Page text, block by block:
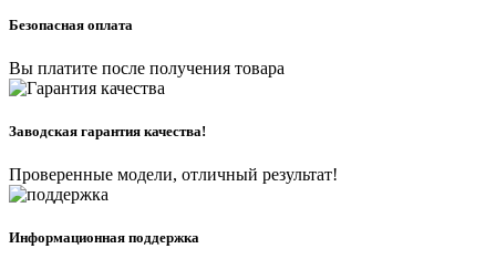
Безопасная оплата
Вы платите после получения товара
Заводская гарантия качества!
Проверенные модели, отличный результат!
Информационная поддержка